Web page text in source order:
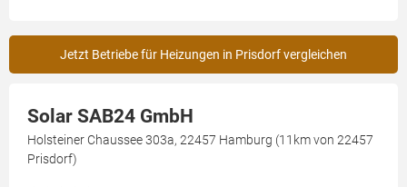
Jetzt Betriebe für Heizungen in Prisdorf vergleichen
Solar SAB24 GmbH
Holsteiner Chaussee 303a, 22457 Hamburg (11km von 22457
Prisdorf)